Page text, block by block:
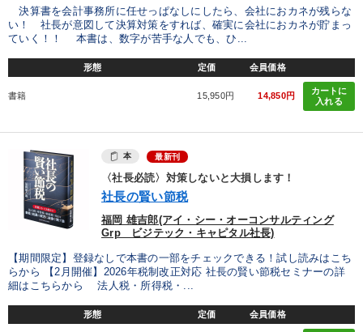
決算書を会計事務所に任せっぱなしにしたら、会社におカネが残らな
い！ 社長が意図して決算対策をすれば、確実に会社におカネが貯まっ
ていく！！ 本書は、数字が苦手な人でも、ひ...
形態 定価 会員価格
書籍 15,950円 14,850円
カートに
入れる
本 最新刊
〈社長必読〉対策しないと大損します！
社長の賢い節税
福岡 雄吉郎(アイ・シー・オーコンサルティング
Grp ビジテック・キャピタル社長)
【期間限定】登録なしで本書の一部をチェックできる！試し読みはこち
らから 【2月開催】2026年税制改正対応 社長の賢い節税セミナーの詳
細はこちらから 法人税・所得税・...
形態 定価 会員価格